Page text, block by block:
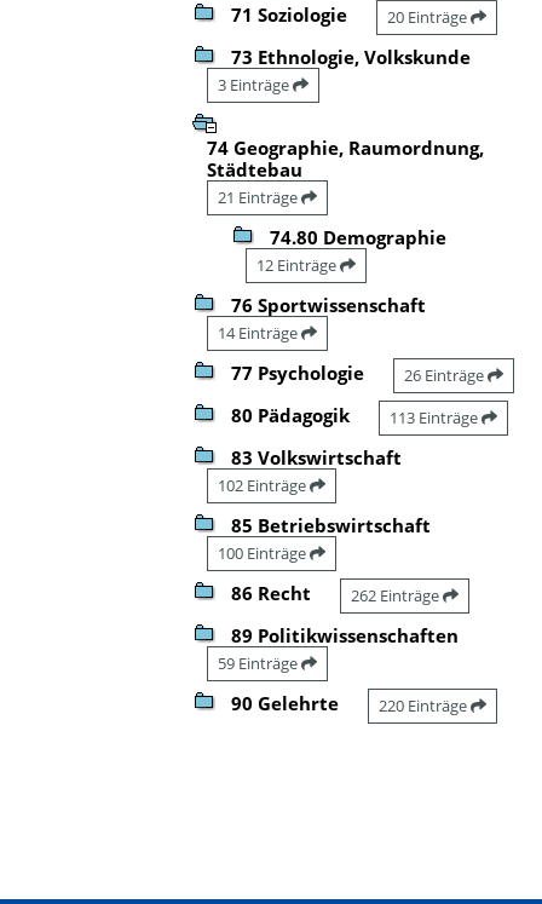
71 Soziologie 20 Einträge
73 Ethnologie, Volkskunde
3 Einträge
74 Geographie, Raumordnung,
Städtebau
21 Einträge
74.80 Demographie
12 Einträge
76 Sportwissenschaft
14 Einträge
77 Psychologie 26 Einträge
80 Pädagogik 113 Einträge
83 Volkswirtschaft
102 Einträge
85 Betriebswirtschaft
100 Einträge
86 Recht 262 Einträge
89 Politikwissenschaften
59 Einträge
90 Gelehrte 220 Einträge